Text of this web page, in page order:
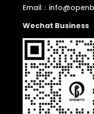
Email：
Wechat Business